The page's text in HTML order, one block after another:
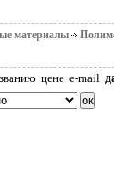
материалы
цене e-mail